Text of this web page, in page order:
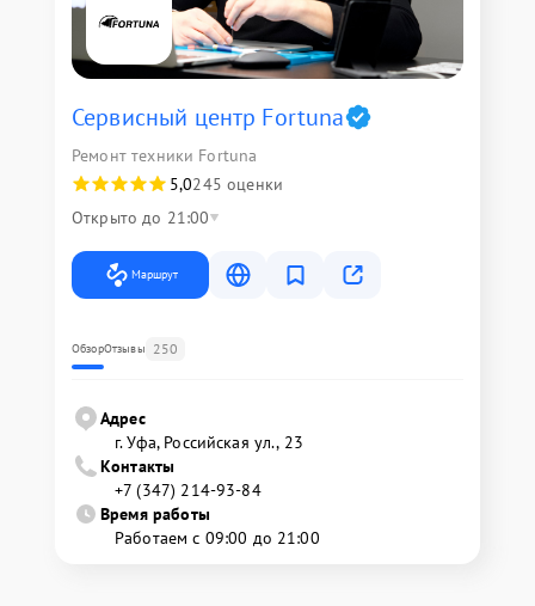
Сервисный центр Fortuna
Ремонт техники Fortuna
5,0245 оценки
Открыто до 21:00
Маршрут
ОбзорОтзывы 250
Адрес
г. Уфа, Российская ул., 23
Контакты
+7 (347) 214-93-84
Время работы
Работаем с 09:00 до 21:00